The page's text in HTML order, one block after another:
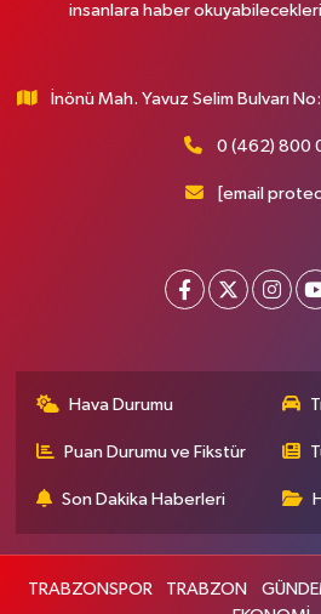
insanlara haber
İnönü Mah. Yavuz Selim Bulvarı
0 (462) 800
[email
Hava Durumu
Puan Durumu ve Fikstür
Son Dakika Haberleri
TRABZONSPOR TRABZON